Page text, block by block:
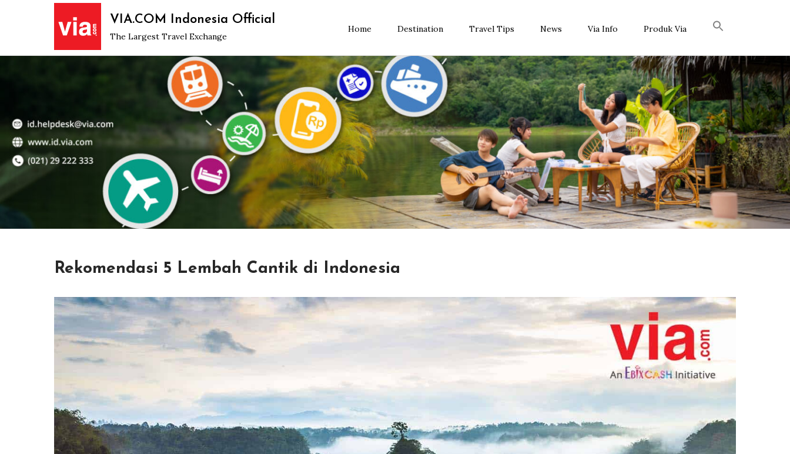
VIA.COM Indonesia Official
The Largest Travel Exchange
Home Destination Travel Tips News Via Info Produk Via
Rekomendasi 5 Lembah Cantik di Indonesia